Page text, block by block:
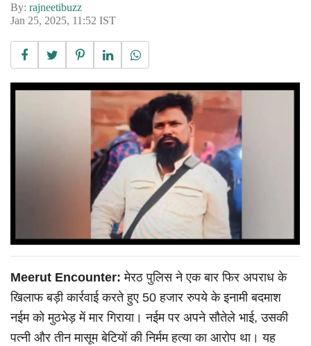
By: rajneetibuzz
Jan 25, 2025, 11:52 IST
Meerut Encounter:मेरठ पुलिस ने एक बार फिर अपराध के
खिलाफ बड़ी कार्रवाई करते हुए 50 हजार रुपये के इनामी बदमाश
नईम को मुठभेड़ में मार गिराया। नईम पर अपने सौतेले भाई, उसकी
पत्नी और तीन मासूम बेटियों की निर्मम हत्या का आरोप था। यह